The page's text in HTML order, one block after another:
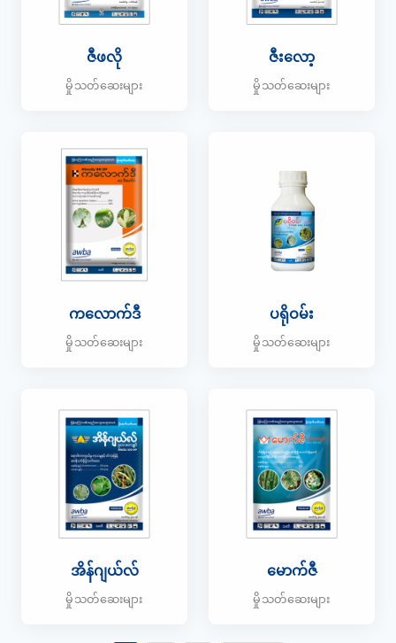
ဇီဖလို
မှိုသတ်ဆေးများ
ဇီးလော့
မှိုသတ်ဆေးများ
ကလောက်ဒီ
မှိုသတ်ဆေးများ
ပရိုဝမ်း
မှိုသတ်ဆေးများ
အိန်ဂျယ်လ်
မှိုသတ်ဆေးများ
မောက်ဇီ
မှိုသတ်ဆေးများ